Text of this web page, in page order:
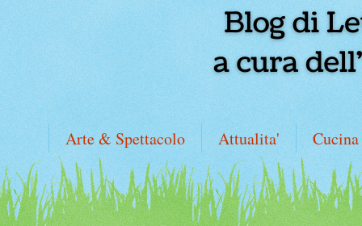
Arte & Spettacolo Attualita' Cucina